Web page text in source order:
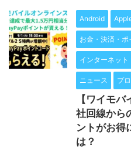
Android
お金・決済・ポ
インターネット
ニュース プ
【ワイモ
社回線から
ントがお得
は？